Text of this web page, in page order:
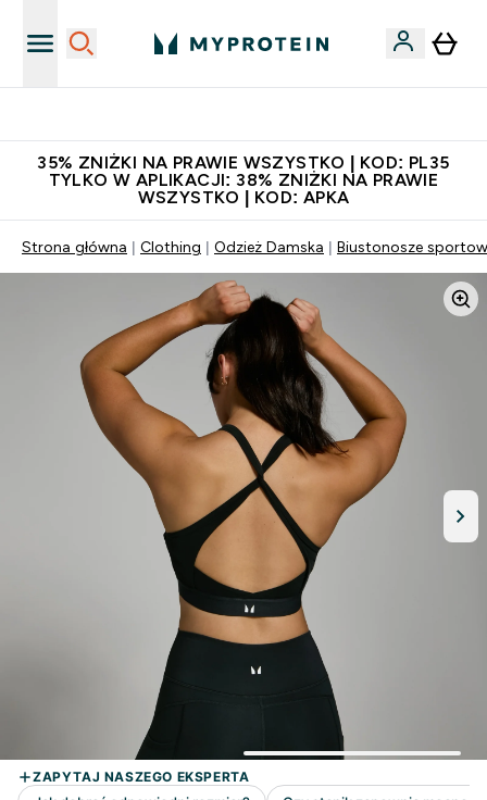
35% ZNIŻKI NA PRAWIE WSZYSTKO | KOD: PL35
TYLKO W APLIKACJI: 38% ZNIŻKI NA PRAWIE
WSZYSTKO | KOD: APKA
Strona główna Clothing Odzież Damska Biustonosze